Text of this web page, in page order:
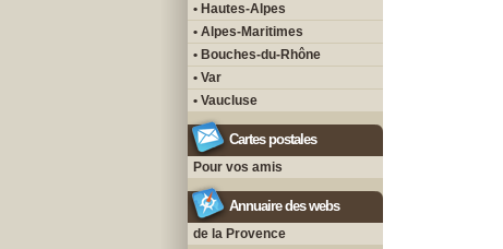
• Hautes-Alpes
• Alpes-Maritimes
• Bouches-du-Rhône
• Var
• Vaucluse
Cartes postales
Pour vos amis
Annuaire des webs
de la Provence